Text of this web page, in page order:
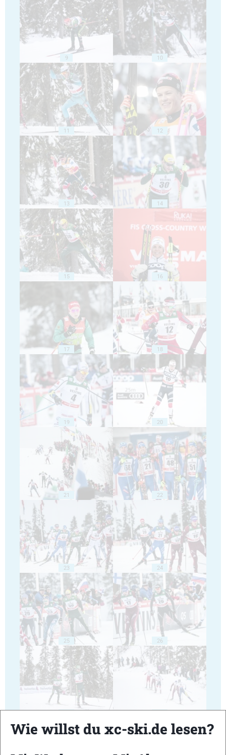
9 10
11 12
13 14
15 16
17 18
19 20
21 22
23 24
25 26
Wie willst du xc-ski.de lesen?